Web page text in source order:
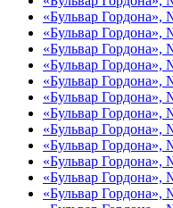
«Бульвар Гордона»,
«Бульвар
«Бульвар
«Бульвар
«Бульвар
«Бульвар
«Бульвар
«Бульвар
«Бульвар
«Бульвар Гордона»,
«Бульвар Гордона»,
«Бульвар Гордона»,